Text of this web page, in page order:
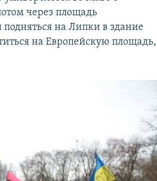
через площадь
на Липки в здание
на Европейскую площадь,